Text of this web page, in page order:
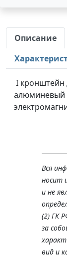
Описание
I кронштейн
алюминевый
Вся
носит
и не
(2) ГК
за
вид и